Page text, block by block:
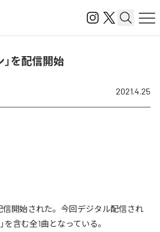
」を配信開始
2021.4.25
信開始された。今回デジタル配信され
を含む全1曲となっている。